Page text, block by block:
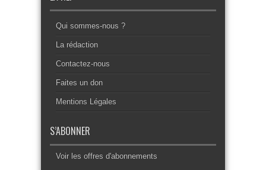
Qui sommes-nous ?
La rédaction
Contactez-nous
Faites un don
Mentions Légales
S’ABONNER
Voir les offres d'abonnements